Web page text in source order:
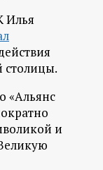
Илья
столицы.
«Альянс
и